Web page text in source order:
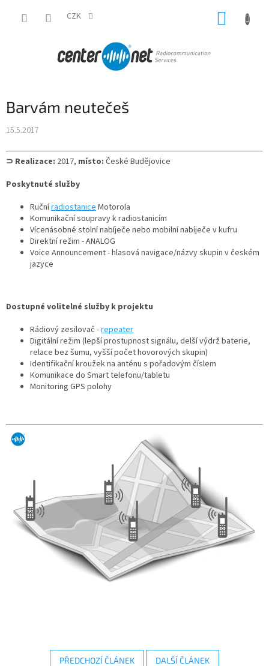
CZK
Barvám neutečeš
15.5.2017
⊃ Realizace: 2017, místo: České Budějovice
Poskytnuté služby
Ručníradiostanice Motorola
Komunikační soupravy k radiostanicím
Vícenásobné stolní nabíječe nebo mobilní nabíječe v kufru
Direktní režim - ANALOG
Voice Announcement - hlasová navigace/názvy skupin v českém
jazyce
Dostupné volitelné služby k projektu
Rádiový zesilovač -repeater
Digitální režim (lepší prostupnost signálu, delší výdrž baterie,
relace bez šumu, vyšší počet hovorových skupin)
Identifikační kroužek na anténu s pořadovým číslem
Komunikace do Smart telefonu/tabletu
Monitoring GPS polohy
PŘEDCHOZÍ ČLÁNEK DALŠÍ ČLÁNEK